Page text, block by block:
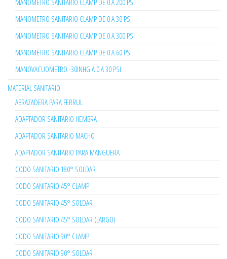
MANOMETRO SANITARIO CLAMP DE 0 A 200 PSI
MANOMETRO SANITARIO CLAMP DE 0 A 30 PSI
MANOMETRO SANITARIO CLAMP DE 0 A 300 PSI
MANOMETRO SANITARIO CLAMP DE 0 A 60 PSI
MANOVACUOMETRO -30INHG A 0 A 30 PSI
MATERIAL SANITARIO
ABRAZADERA PARA FERRUL
ADAPTADOR SANITARIO HEMBRA
ADAPTADOR SANITARIO MACHO
ADAPTADOR SANITARIO PARA MANGUERA
CODO SANITARIO 180° SOLDAR
CODO SANITARIO 45° CLAMP
CODO SANITARIO 45° SOLDAR
CODO SANITARIO 45° SOLDAR (LARGO)
CODO SANITARIO 90° CLAMP
CODO SANITARIO 90° SOLDAR